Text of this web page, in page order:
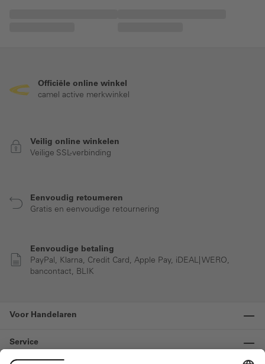
Officiële online winkel
camel active merkwinkel
Veilig online winkelen
Veilige SSL-verbinding
Eenvoudig retourneren
Gratis en eenvoudige retournering
Eenvoudige betaling
PayPal, Klarna, Credit Card, Apple Pay, iDEAL| WERO,
bancontact, BLIK
Voor Handelaren
Service